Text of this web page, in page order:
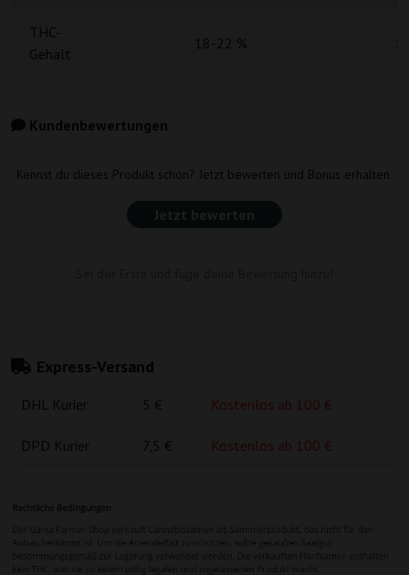
THC-
Gehalt
18-22 %
Kundenbewertungen
Kennst du dieses Produkt schon? Jetzt bewerten und Bonus erhalten.
Jetzt bewerten
Express-Versand
DHL Kurier 5 € Kostenlos ab 100 €
DPD Kurier 7,5 € Kostenlos ab 100 €